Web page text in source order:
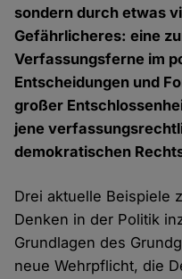
sondern durch etwas
Gefährlicheres: eine
Verfassungsferne im
Entscheidungen und
großer
jene
demokratischen
Drei aktuelle Beispiele
Denken in der Politik
Grundlagen des
neue Wehrpflicht, die